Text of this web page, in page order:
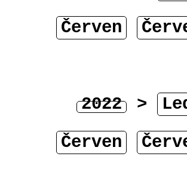
Červen
2022 >
Červen